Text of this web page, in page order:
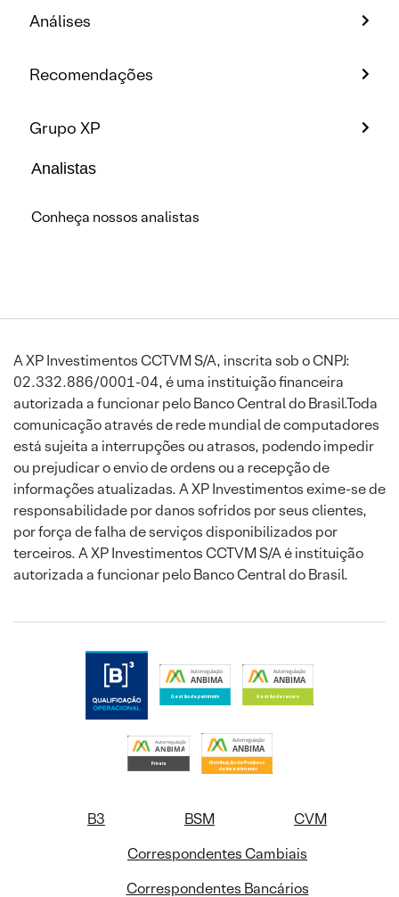
Análises
Recomendações
Grupo XP
Analistas
Conheça nossos analistas
A XP Investimentos CCTVM S/A, inscrita sob o CNPJ:
02.332.886/0001-04, é uma instituição financeira
autorizada a funcionar pelo Banco Central do Brasil.Toda
comunicação através de rede mundial de computadores
está sujeita a interrupções ou atrasos, podendo impedir
ou prejudicar o envio de ordens ou a recepção de
informações atualizadas. A XP Investimentos exime-se de
responsabilidade por danos sofridos por seus clientes,
por força de falha de serviços disponibilizados por
terceiros. A XP Investimentos CCTVM S/A é instituição
autorizada a funcionar pelo Banco Central do Brasil.
B3 BSM
CVM
Correspondentes Cambiais
Correspondentes Bancários